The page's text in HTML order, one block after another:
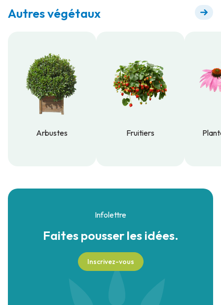
Autres végétaux
Arbustes
Fruitiers
Infolettre
Faites pousserles idées.
Inscrivez-vous